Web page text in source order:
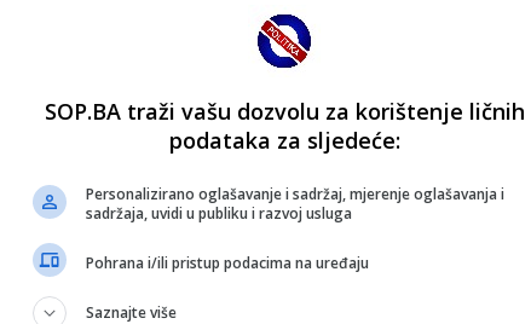
SOP.BA traži vašu dozvolu za korištenje ličnih
podataka za sljedeće:
Personalizirano oglašavanje i sadržaj, mjerenje oglašavanja i
sadržaja, uvidi u publiku i razvoj usluga
Pohrana i/ili pristup podacima na uređaju
Saznajte više